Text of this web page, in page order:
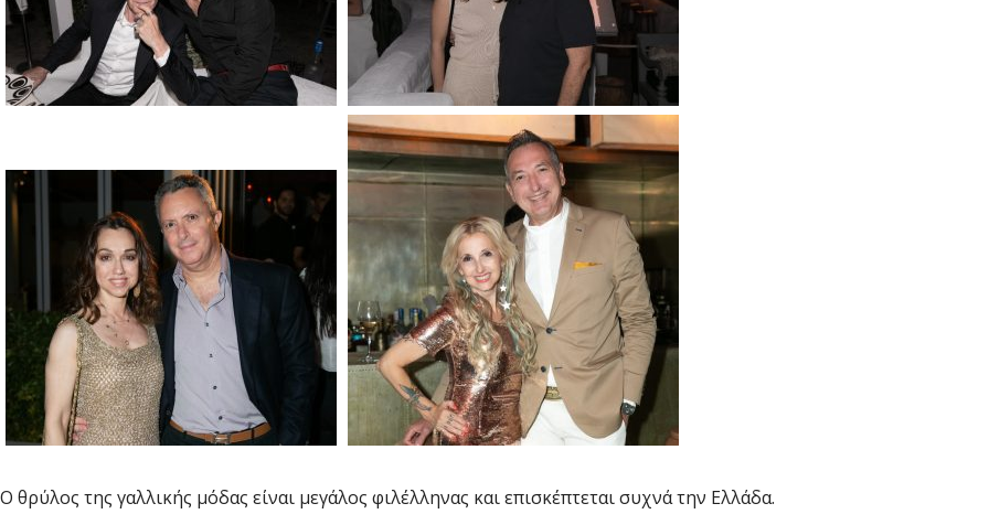
Ο θρύλος της γαλλικής μόδας είναι μεγάλος φιλέλληνας και επισκέπτεται συχνά την Ελλάδα.